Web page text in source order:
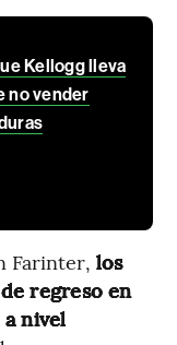
Kellogg lleva
no vender
Farinter, los
regreso en
nivel